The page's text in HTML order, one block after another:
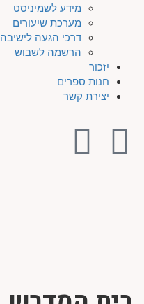
מידע לשמיניסט
מערכת שיעורים
דרכי הגעה לישיבה
הרשמה לשבוש
יזכור
חנות ספרים
יצירת קשר